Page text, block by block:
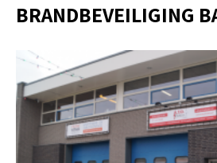
BRANDBEVEILIGING